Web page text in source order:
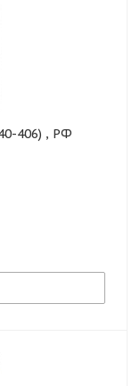
406) , РФ